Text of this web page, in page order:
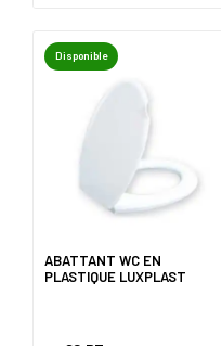
Disponible
ABATTANT WC EN
PLASTIQUE LUXPLAST